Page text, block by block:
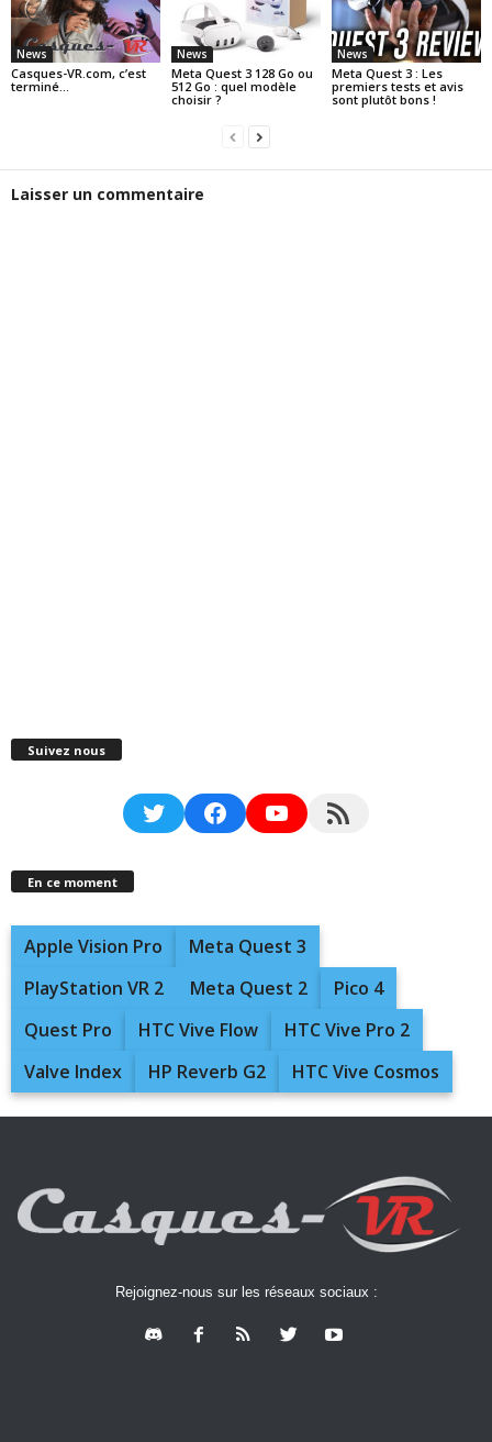
News
Casques-VR.com, c’est
terminé…
News
Meta Quest 3 128 Go ou
512 Go : quel modèle
choisir ?
News
Meta Quest 3 : Les
premiers tests et avis
sont plutôt bons !
Laisser un commentaire
Suivez nous
TwitterFacebookYouTubeRSS Feed
En ce moment
Apple Vision Pro
Meta Quest 3
PlayStation VR 2
Meta Quest 2
Pico 4
Quest Pro
HTC Vive Flow
HTC Vive Pro 2
Valve Index
HP Reverb G2 HTC Vive Cosmos
Rejoignez-nous sur les réseaux sociaux :